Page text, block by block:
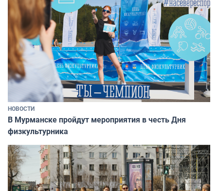
НОВОСТИ
В Мурманске пройдут мероприятия в честь Дня
физкультурника